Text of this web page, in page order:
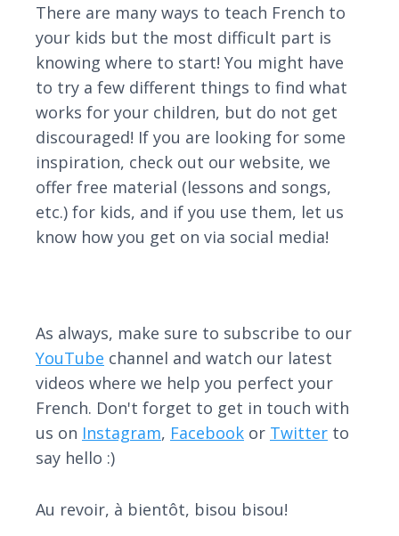
There are many ways to teach French to
your kids but the most difficult part is
knowing where to start! You might have
to try a few different things to find what
works for your children, but do not get
discouraged! If you are looking for some
inspiration, check out our website, we
offer free material (lessons and songs,
etc.) for kids, and if you use them, let us
know how you get on via social media!
As always, make sure to subscribe to our
YouTube channel and watch our latest
videos where we help you perfect your
French. Don't forget to get in touch with
us on Instagram, Facebook or Twitter to
say hello :)
Au revoir, à bientôt, bisou bisou!